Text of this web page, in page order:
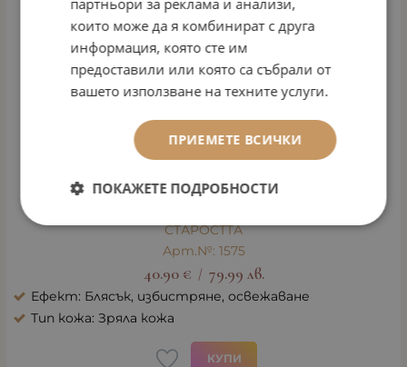
СТАРОСТТА
Арт.№: 1575
40.90 € / 79.99 лв.
Ефект: Блясък, избистряне, освежаване
Тип кожа: Зряла кожа
КУПИ
партньори за реклама и анализи,
които може да я комбинират с друга
информация, която сте им
предоставили или която са събрали от
вашето използване на техните услуги.
ПРИЕМЕТЕ ВСИЧКИ
ПОКАЖЕТЕ ПОДРОБНОСТИ